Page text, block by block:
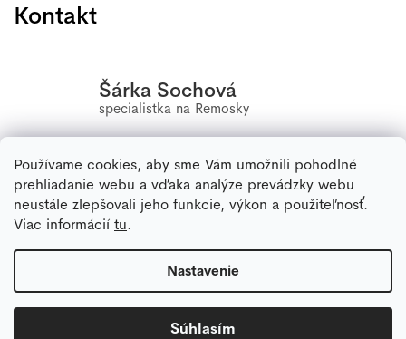
Používame cookies, aby sme Vám umožnili pohodlné
prehliadanie webu a vďaka analýze prevádzky webu
neustále zlepšovali jeho funkcie, výkon a použiteľnosť.
Viac informácií tu.
Nastavenie
Súhlasím
Kontakt
Šárka Sochová
info@remoska.eu
+420556 802 603
© Copyright 2026, remoska.cz Remoska, jsme tady pro vás již 65 let.
Všechna práva vyhrazena.